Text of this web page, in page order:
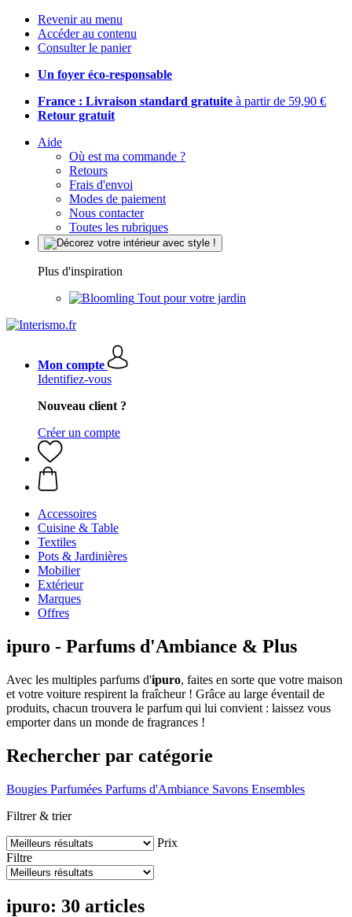
Revenir au menu
Accéder au contenu
Consulter le panier
Un foyer éco-responsable
France : Livraison standard gratuite à partir de 59,90 €
Retour gratuit
Aide
Où est ma commande ?
Retours
Frais d'envoi
Modes de paiement
Nous contacter
Toutes les rubriques
Plus d'inspiration
Tout pour votre jardin
Mon compte
Identifiez-vous
Nouveau client ?
Créer un compte
Accessoires
Cuisine & Table
Textiles
Pots & Jardinières
Mobilier
Extérieur
Marques
Offres
ipuro - Parfums d'Ambiance & Plus
Avec les multiples parfums d'ipuro, faites en sorte que votre maison
et votre voiture respirent la fraîcheur ! Grâce au large éventail de
produits, chacun trouvera le parfum qui lui convient : laissez vous
emporter dans un monde de fragrances !
Rechercher par catégorie
Bougies Parfumées Parfums d'Ambiance Savons Ensembles
Filtrer & trier
Prix
Filtre
ipuro: 30 articles